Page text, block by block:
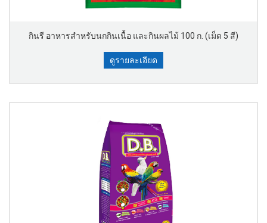
กินรี อาหารสำหรับนกกินเนื้อ และกินผลไม้ 100 ก. (เม็ด 5 สี)
ดูรายละเอียด